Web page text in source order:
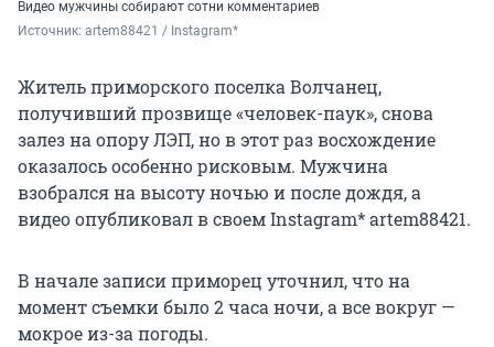
Видео мужчины собирают сотни комментариев
Источник: artem88421 / Instagram*
Житель приморского поселка Волчанец,
получивший прозвище «человек-паук», снова
залез на опору ЛЭП, но в этот раз восхождение
оказалось особенно рисковым. Мужчина
взобрался на высоту ночью и после дождя, а
видео опубликовал в своем Instagram* artem88421.
В начале записи приморец уточнил, что на
момент съемки было 2 часа ночи, а все вокруг —
мокрое из-за погоды.